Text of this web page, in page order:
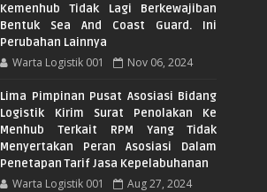
Kemenhub Tidak Lagi Berkewajiban
Bentuk Sea And Coast Guard. Ini
Perubahan Lainnya
Warta Logistik 001 Nov 06, 2024
Lima Pimpinan Pusat Asosiasi Bidang
Logistik Kirim Surat Penolakan Ke
Menhub Terkait RPM Yang Tidak
Menyertakan Peran Asosiasi Dalam
Penetapan Tarif Jasa Kepelabuhanan
Warta Logistik 001 Aug 27, 2024